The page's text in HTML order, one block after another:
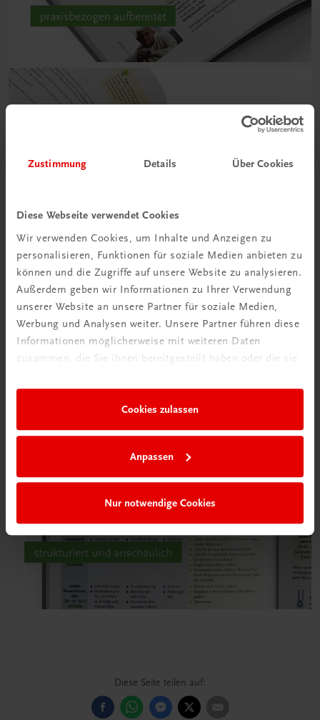
Zustimmung Details Über Cookies
Diese Webseite verwendet Cookies
Wir verwenden Cookies, um Inhalte und Anzeigen zu
personalisieren, Funktionen für soziale Medien anbieten zu
können und die Zugriffe auf unsere Website zu analysieren.
Außerdem geben wir Informationen zu Ihrer Verwendung
unserer Website an unsere Partner für soziale Medien,
Werbung und Analysen weiter. Unsere Partner führen diese
Informationen möglicherweise mit weiteren Daten
zusammen, die Sie ihnen bereitgestellt haben oder die sie
Cookies zulassen
Anpassen
Nur notwendige Cookies
Diese Seite teilen auf: